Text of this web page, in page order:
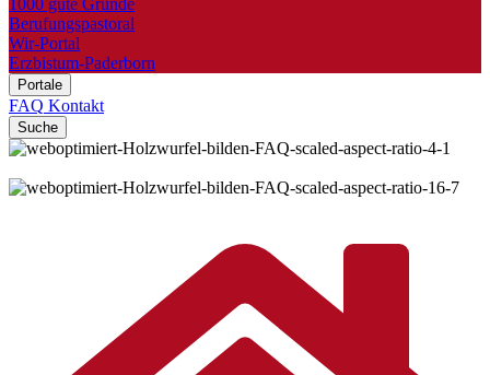
1000 gute Gründe
Berufungspastoral
Wir-Portal
Erzbistum-Paderborn
Portale
FAQ Kontakt
Suche